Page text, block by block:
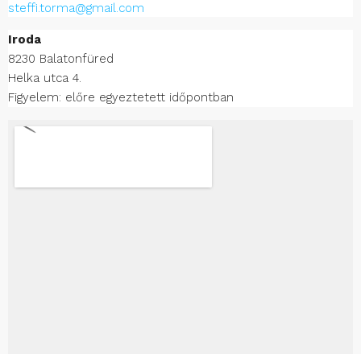
steffi.torma@gmail.com
Iroda
8230 Balatonfüred
Helka utca 4.
Figyelem: előre egyeztetett időpontban